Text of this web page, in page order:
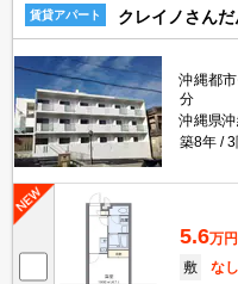
賃貸アパート クレイノさん
沖縄都
分
沖縄県
築8年
3
5.6万円
敷
なし